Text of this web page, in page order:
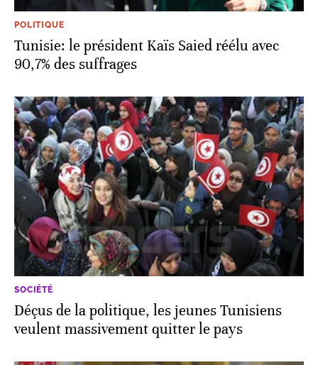
POLITIQUE
Tunisie: le président Kaïs Saied réélu avec
90,7% des suffrages
SOCIÉTÉ
Déçus de la politique, les jeunes Tunisiens
veulent massivement quitter le pays